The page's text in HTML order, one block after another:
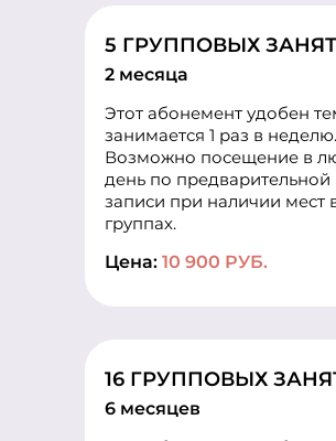
5 ГРУППОВЫХ
2 месяца
Этот абонемент удобен
занимается 1 раз в неделю.
Возможно посещение в
день по предварительной
записи при наличии мест
группах.
Цена: 10 900 РУБ.
16 ГРУППОВЫХ
6 месяцев